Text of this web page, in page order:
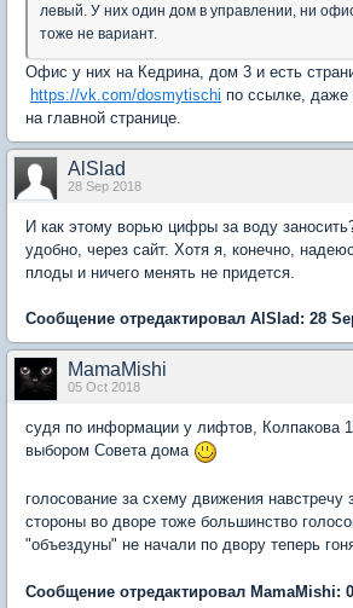
левый. У них один дом в управлении, ни
тоже не вариант.
Офис у них на Кедрина, дом 3 и есть
https://vk.com/dosmytischi по ссылке,
на главной странице.
AlSlad
28 Sep 2018
И как этому ворью цифры за воду
удобно, через сайт. Хотя я, конечно,
плоды и ничего менять не придется.
Сообщение отредактировал AlSlad: 28
MamaMishi
05 Oct 2018
судя по информации у лифтов, Колпакова
выбором Совета дома
голосование за схему движения
стороны во дворе тоже большинство
"объездуны" не начали по двору теперь
Сообщение отредактировал MamaMishi: